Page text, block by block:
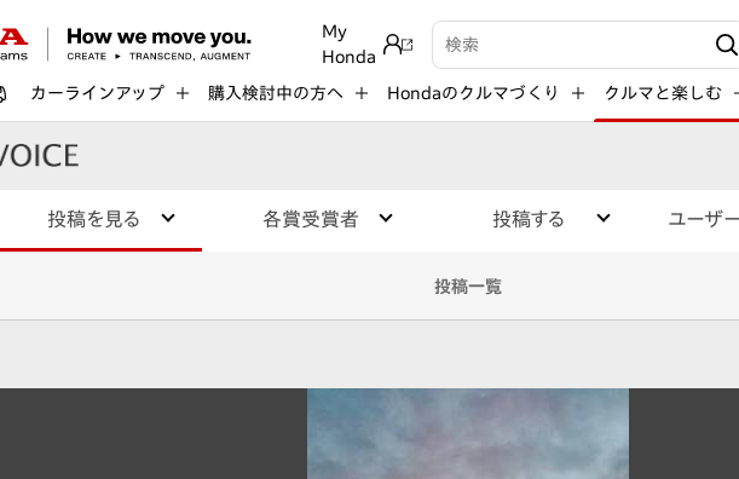
My
Honda
検索キーワード入力
カーラインアップ 購入検討中の方へ Hondaのクルマづくり クルマと楽しむ
投稿を見る 各賞受賞者 投稿する ユーザ
投稿一覧